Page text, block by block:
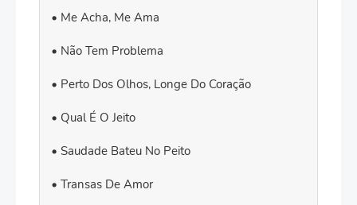
Me Acha, Me Ama
Não Tem Problema
Perto Dos Olhos, Longe Do Coração
Qual É O Jeito
Saudade Bateu No Peito
Transas De Amor